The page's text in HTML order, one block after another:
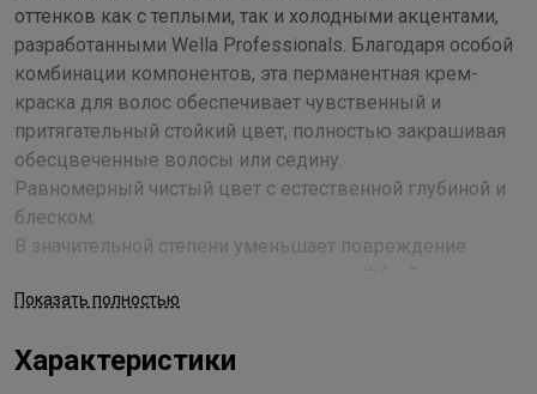
оттенков как с теплыми, так и холодными акцентами,
разработанными Wella Professionals. Благодаря особой
комбинации компонентов, эта перманентная крем-
краска для волос обеспечивает чувственный и
притягательный стойкий цвет, полностью закрашивая
обесцвеченные волосы или седину.
Равномерный чистый цвет с естественной глубиной и
блеском.
В значительной степени уменьшает повреждение
частицы металлов, что снижает образование
формированием цвета).
Показать полностью
Характеристики